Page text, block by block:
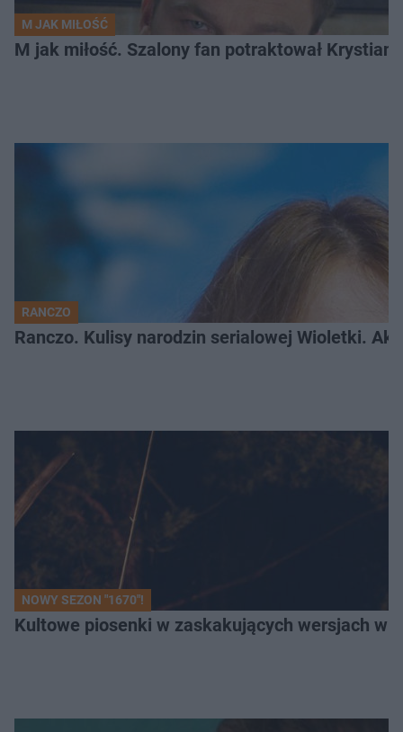
M JAK MIŁOŚĆ
M jak miłość. Szalony fan potraktował
RANCZO
Ranczo. Kulisy narodzin serialowej Wioletki.
NOWY SEZON "1670"!
Kultowe piosenki w zaskakujących wersjach w